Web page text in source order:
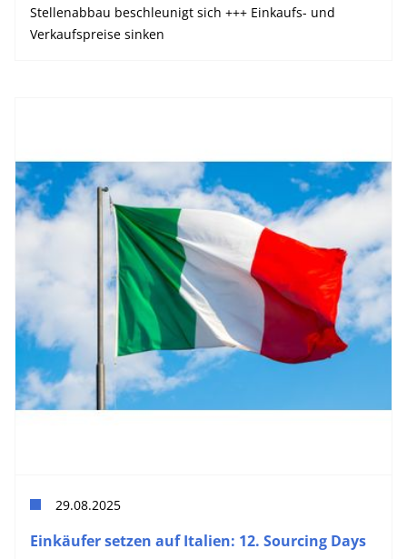
Stellenabbau beschleunigt sich +++ Einkaufs- und
Verkaufspreise sinken
29.08.2025
Einkäufer setzen auf Italien: 12. Sourcing Days